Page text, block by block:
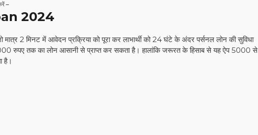
–
2024
2 मिनट में आवेदन प्रक्रिया को पूरा कर लाभार्थी को 24 घंटे के अंदर पर्सनल लोन की सुविधा
रुपए तक का लोन आसानी से प्राप्त कर सकता है। हालांकि जरूरत के हिसाब से यह ऐप 5000 से
है।